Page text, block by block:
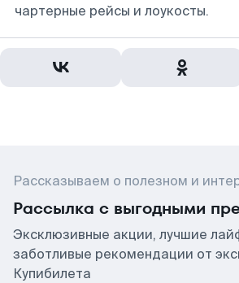
чартерные рейсы и лоукосты.
Рассказываем о полезном и
Рассылка с выгодными
Эксклюзивные акции, лучшие
заботливые рекомендации от
Купибилета